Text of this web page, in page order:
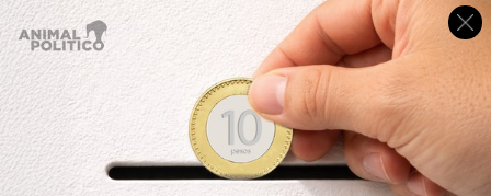
Entre sus clientes hay conocidos emprendedores de
Silicon Valley.
Al comprar el agua por internet, los consumidores deben
ordenar como mínimo cuatro botellas de nueve litros,
cada una a US$16. Si piden 20 botellas, cada una cuesta
US$12.